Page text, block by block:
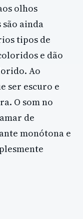
olhos
ainda
tipos de
e dão
Ao
ser escuro e
O som no
de
monótona e